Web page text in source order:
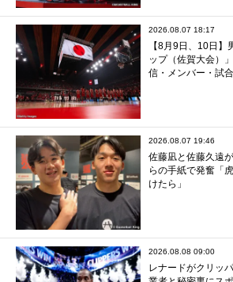
2026.08.07 18:17
【8月9日、10日】
ップ（佐賀大会）
信・メンバー・試
2026.08.07 19:46
佐藤凪と佐藤久遠
らの手紙で発奮「
けたら」
2026.08.08 09:00
レナードがクリッ